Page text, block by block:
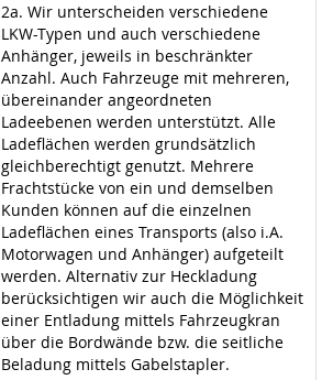
2a. Wir unterscheiden verschiedene
LKW-Typen und auch verschiedene
Anhänger, jeweils in beschränkter
Anzahl. Auch Fahrzeuge mit mehreren,
übereinander angeordneten
Ladeebenen werden unterstützt. Alle
Ladeflächen werden grundsätzlich
gleichberechtigt genutzt. Mehrere
Frachtstücke von ein und demselben
Kunden können auf die einzelnen
Ladeflächen eines Transports (also i.A.
Motorwagen und Anhänger) aufgeteilt
werden. Alternativ zur Heckladung
berücksichtigen wir auch die Möglichkeit
einer Entladung mittels Fahrzeugkran
über die Bordwände bzw. die seitliche
Beladung mittels Gabelstapler.